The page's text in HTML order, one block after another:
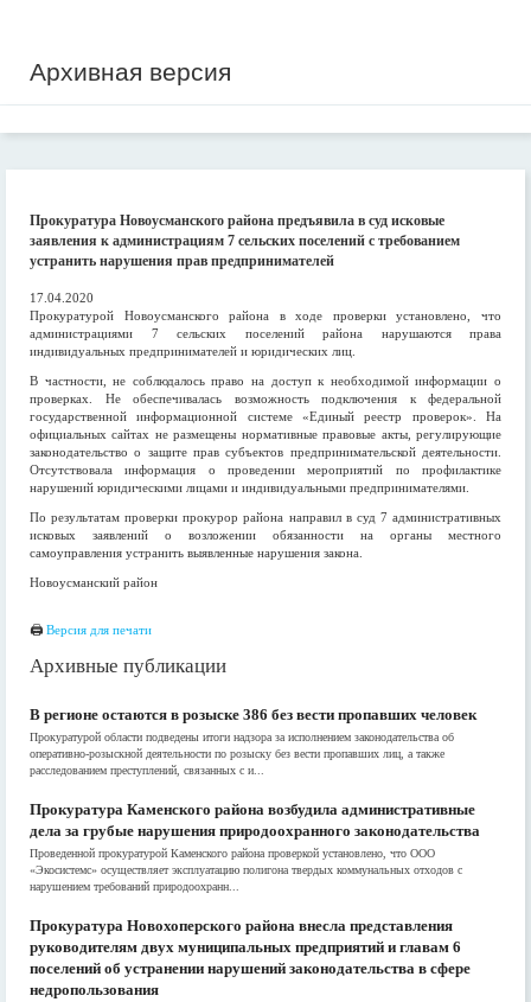
Архивная версия
Прокуратура Новоусманского района предъявила в суд исковые
заявления к администрациям 7 сельских поселений с требованием
устранить нарушения прав предпринимателей
17.04.2020
Прокуратурой Новоусманского района в ходе проверки установлено, что
администрациями 7 сельских поселений района нарушаются права
индивидуальных предпринимателей и юридических лиц.
В частности, не соблюдалось право на доступ к необходимой информации о
проверках. Не обеспечивалась возможность подключения к федеральной
государственной информационной системе «Единый реестр проверок». На
официальных сайтах не размещены нормативные правовые акты, регулирующие
законодательство о защите прав субъектов предпринимательской деятельности.
Отсутствовала информация о проведении мероприятий по профилактике
нарушений юридическими лицами и индивидуальными предпринимателями.
По результатам проверки прокурор района направил в суд 7 административных
исковых заявлений о возложении обязанности на органы местного
самоуправления устранить выявленные нарушения закона.
Новоусманский район
🖨 Версия для печати
Архивные публикации
В регионе остаются в розыске 386 без вести пропавших человек
Прокуратурой области подведены итоги надзора за исполнением законодательства об
оперативно-розыскной деятельности по розыску без вести пропавших лиц, а также
расследованием преступлений, связанных с и...
Прокуратура Каменского района возбудила административные
дела за грубые нарушения природоохранного законодательства
Проведенной прокуратурой Каменского района проверкой установлено, что ООО
«Экосистемс» осуществляет эксплуатацию полигона твердых коммунальных отходов с
нарушением требований природоохранн...
Прокуратура Новохоперского района внесла представления
руководителям двух муниципальных предприятий и главам 6
поселений об устранении нарушений законодательства в сфере
недропользования